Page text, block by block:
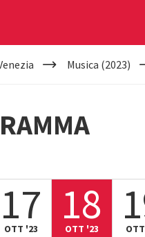
Musica (2023)
17
OTT '23 18
OTT '23